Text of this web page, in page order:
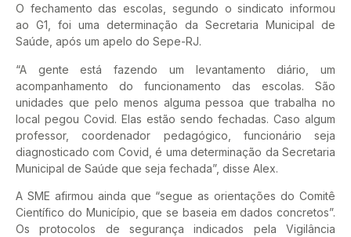
O fechamento das escolas, segundo o sindicato informou
ao G1, foi uma determinação da Secretaria Municipal de
Saúde, após um apelo do Sepe-RJ.
“A gente está fazendo um levantamento diário, um
acompanhamento do funcionamento das escolas. São
unidades que pelo menos alguma pessoa que trabalha no
local pegou Covid. Elas estão sendo fechadas. Caso algum
professor, coordenador pedagógico, funcionário seja
diagnosticado com Covid, é uma determinação da Secretaria
Municipal de Saúde que seja fechada”, disse Alex.
A SME afirmou ainda que “segue as orientações do Comitê
Científico do Município, que se baseia em dados concretos”.
Os protocolos de segurança indicados pela Vigilância